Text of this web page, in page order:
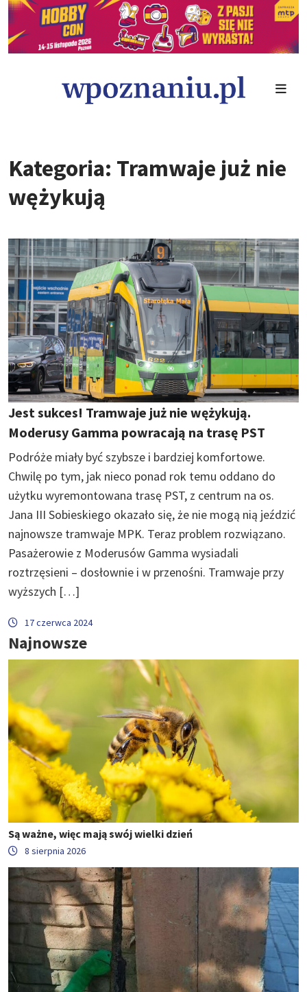
Kategoria: Tramwaje już nie
wężykują
Jest sukces! Tramwaje już nie wężykują.
Moderusy Gamma powracają na trasę PST
Podróże miały być szybsze i bardziej komfortowe.
Chwilę po tym, jak nieco ponad rok temu oddano do
użytku wyremontowana trasę PST, z centrum na os.
Jana III Sobieskiego okazało się, że nie mogą nią jeździć
najnowsze tramwaje MPK. Teraz problem rozwiązano.
Pasażerowie z Moderusów Gamma wysiadali
roztrzęsieni – dosłownie i w przenośni. Tramwaje przy
wyższych […]
17 czerwca 2024
Najnowsze
Są ważne, więc mają swój wielki dzień
8 sierpnia 2026